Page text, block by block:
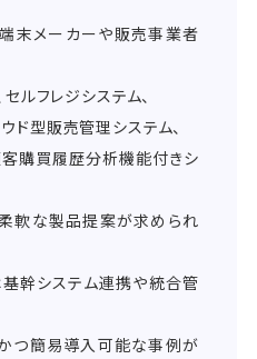
端末メーカーや販売事業者
ルフレジシステム、
ド型販売管理システム、
購買履歴分析機能付きシ
軟な製品提案が求められ
幹システム連携や統合管
つ簡易導入可能な事例が